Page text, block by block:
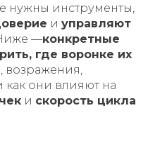
нужны инструменты,
и управляют
Ниже —конкретные
где воронке их
возражения,
как они влияют на
и скорость цикла